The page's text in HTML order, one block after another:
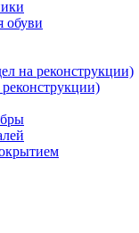
обуви
на реконструкции)